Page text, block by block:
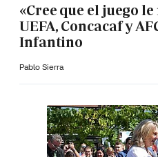
«Cree que el juego
UEFA, Concacaf y
Infantino
Pablo Sierra